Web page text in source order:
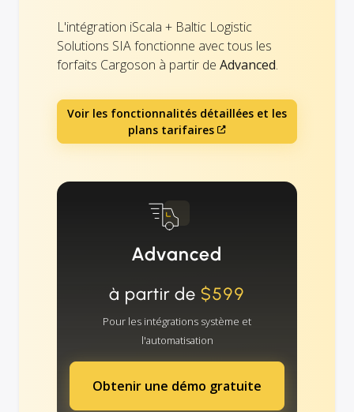
L'intégration iScala + Baltic Logistic
Solutions SIA fonctionne avec tous les
forfaits Cargoson à partir de Advanced.
Voir les fonctionnalités détaillées et les
plans tarifaires
Advanced
à partir de $599
Pour les intégrations système et
l'automatisation
Obtenir une démo gratuite